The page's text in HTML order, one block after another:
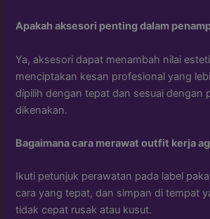
Apakah aksesori penting dalam
Ya, aksesori dapat menambah nilai
menciptakan kesan profesional yang
dipilih dengan tepat dan sesuai dengan
dikenakan.
Bagaimana cara merawat outfit kerja
Ikuti petunjuk perawatan pada label
cara yang tepat, dan simpan di tempat
tidak cepat rusak atau kusut.